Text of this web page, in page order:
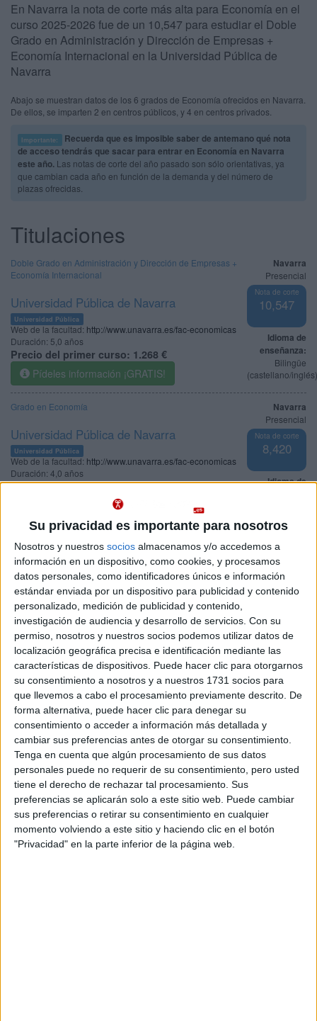
Su privacidad es importante para nosotros
Nosotros y nuestros socios almacenamos y/o accedemos a
información en un dispositivo, como cookies, y procesamos
datos personales, como identificadores únicos e información
estándar enviada por un dispositivo para publicidad y contenido
personalizado, medición de publicidad y contenido,
investigación de audiencia y desarrollo de servicios. Con su
permiso, nosotros y nuestros socios podemos utilizar datos de
localización geográfica precisa e identificación mediante las
características de dispositivos. Puede hacer clic para otorgarnos
su consentimiento a nosotros y a nuestros 1731 socios para
que llevemos a cabo el procesamiento previamente descrito. De
forma alternativa, puede hacer clic para denegar su
consentimiento o acceder a información más detallada y
cambiar sus preferencias antes de otorgar su consentimiento.
Tenga en cuenta que algún procesamiento de sus datos
personales puede no requerir de su consentimiento, pero usted
tiene el derecho de rechazar tal procesamiento. Sus
preferencias se aplicarán solo a este sitio web. Puede cambiar
sus preferencias o retirar su consentimiento en cualquier
momento volviendo a este sitio y haciendo clic en el botón
"Privacidad" en la parte inferior de la página web.
En Navarra la nota de corte más alta para Economía en el
curso 2025-2026 fue de un 10,547 para estudiar el Doble
Grado en Administración y Dirección de Empresas +
Economía Internacional en la Universidad Pública de
Navarra
Abajo se muestran datos de los 6 grados de Economía ofrecidos en Navarra.
De ellos, se imparten 2 en centros públicos, y 4 en centros privados.
Importante:
Recuerda que es imposible saber de antemano qué nota
de acceso tendrás que sacar para entrar en Economía en Navarra
este año. Las notas de corte del año pasado son sólo orientativas, ya
que cambian cada año en función de la demanda y del número de
plazas ofrecidas.
Titulaciones
Navarra
Presencial
Nota de corte
10,547
Idioma de
enseñanza:
Bilingüe
(castellano/
Doble Grado en Administración y Dirección de Empresas +
Economía Internacional
Universidad Pública de Navarra
Universidad Pública
Web de la facultad: http://www.unavarra.es/fac-economicas
Duración: 5,0 años
Precio del primer curso: 1.268 €
Pídeles información ¡GRATIS!
Navarra
Presencial
Nota de corte
8,420
Idioma de
Grado en Economía
Universidad Pública de Navarra
Universidad Pública
Web de la facultad: http://www.unavarra.es/fac-economicas
Duración: 4,0 años
Precio del primer curso:906 €
Pídeles información ¡GRATIS!
Presencial
Nota de corte
No aplica
enseñanza:
Bilingüe
(castellano/
(Título Propio)
Universidad de Navarra
Universidad Privada
Duración:4,0 años
Precio del primer curso: 19.250 €
Pídeles información ¡GRATIS!
Navarra
Presencial
No aplica
enseñanza:
Bilingüe
(castellano/
Doble Grado en Economía + Derecho
Universidad de Navarra
Universidad Privada
Duración:5,0 años
Precio del primer curso:17.201 €
Pídeles información ¡GRATIS!
Presencial
Grado en Economía
Universidad de Navarra